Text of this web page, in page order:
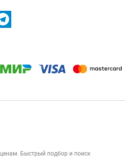
Быстрый подбор и поиск